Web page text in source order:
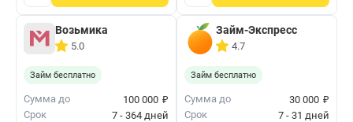
Возьмика
5.0
Займ бесплатно
Сумма до 100 000 ₽
Срок
7 - 364 дней
Займ-Экспресс
4.7
Займ бесплатно
Сумма до 30 000 ₽
Срок
7 - 31 дней